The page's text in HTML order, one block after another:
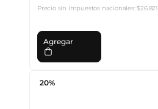
Precio sin impuestos nacionales:$26.821
Agregar
20%